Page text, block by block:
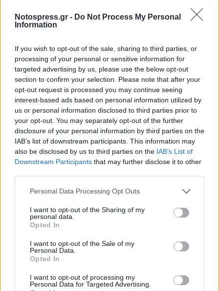
Notospress.gr - Do Not Process My Personal
Information
If you wish to opt-out of the sale, sharing to third parties, or
processing of your personal or sensitive information for
targeted advertising by us, please use the below opt-out
section to confirm your selection. Please note that after your
opt-out request is processed you may continue seeing
interest-based ads based on personal information utilized by
us or personal information disclosed to third parties prior to
your opt-out. You may separately opt-out of the further
disclosure of your personal information by third parties on the
IAB’s list of downstream participants. This information may
also be disclosed by us to third parties on the IAB’s List of
Downstream Participants that may further disclose it to other
Personal Data Processing Opt Outs
I want to opt-out of the Sharing of my
personal data.
Opted In
I want to opt-out of the Sale of my
Personal Data.
Opted In
I want to opt-out of processing my
Personal Data for Targeted Advertising.
Ναό Αγίου
Νίκωνοςστην Σπαρτήτελείται το40ήμερο
μνημόσυνο καλούν για συμπροσευχή τα παιδιά
της Χρήστος και Ελένη – Δημήτρης, τα εγγόνια
και οι λοιποί συγγενείς της.
Ελένη Σ. Πλαγιανού (Χήρα)
ΤηνΚυριακή 26 ΜαρτίουστονΙερό Ναό Αγίας
ΤριάδαςστηΣελλασίατελείται τοετήσιο
μνημόσυνο της Ελένης Σ. Πλαγιανού. Στο
– Νικός Παπασπυριδάκος, τα εγγόνια της
Σταύρος, Ελένη, Αφροδίτη και Λεωνίδας, τα
ανίψια και οι λοιποί συγγενείς της.
Ακολουθήστε τοnotospress.gr στο Google News και
μάθετε πρώτοι